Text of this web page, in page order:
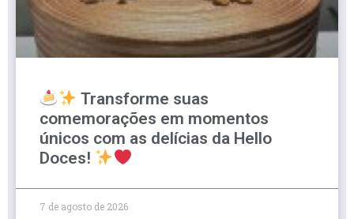
Transforme suas
comemorações em momentos
únicos com as delícias da Hello
Doces!
7 de agosto de 2026